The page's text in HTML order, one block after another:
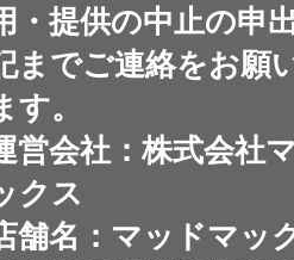
・提供の中止の申
までご連絡をお願
す。
営会社：株式会社
クス
舗名：マッドマッ